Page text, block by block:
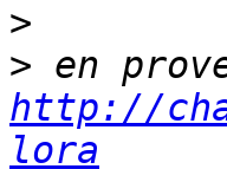
>
>
http://
lora